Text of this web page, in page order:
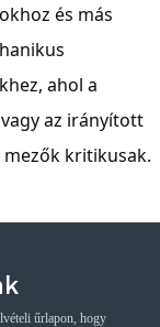
és más
ahol a
az irányított
mezők kritikusak.
űrlapon, hogy